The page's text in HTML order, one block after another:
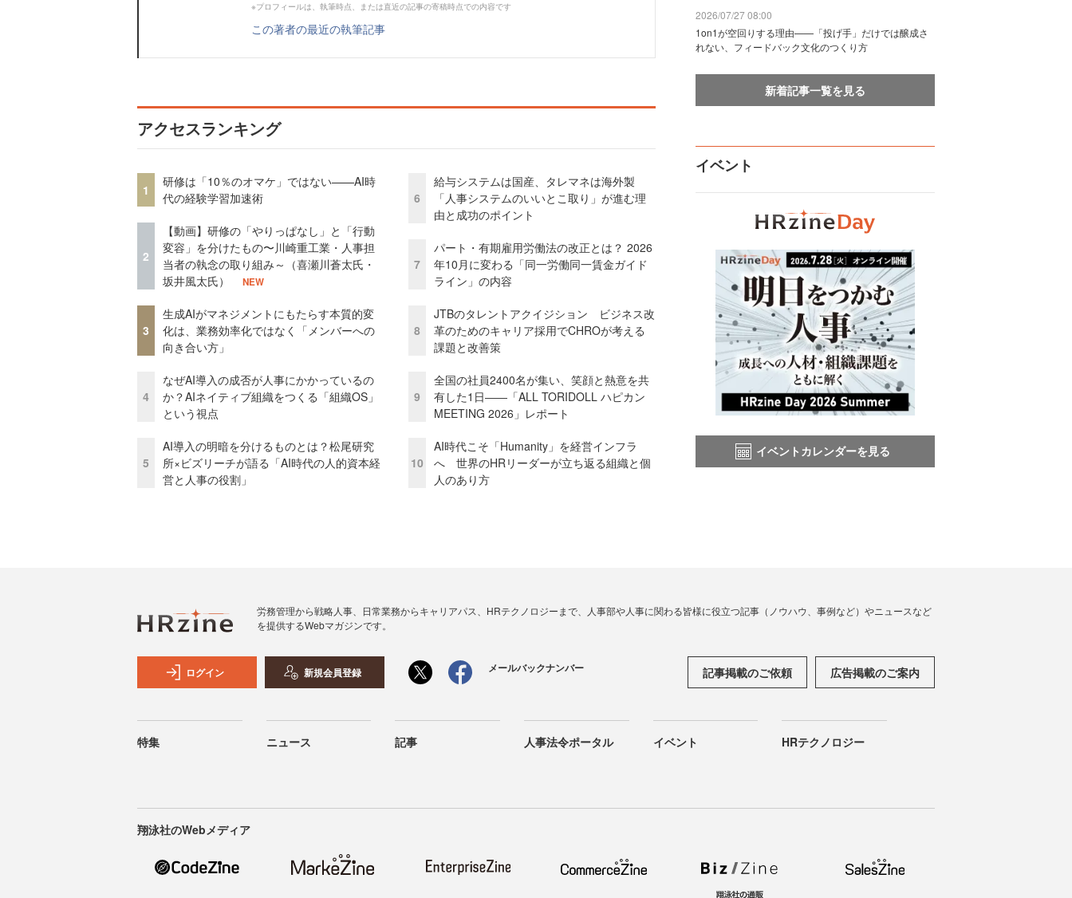
※プロフィールは、執筆時点、または直近の記事の寄稿時点での内容です
この著者の最近の執筆記事
アクセスランキング
1
研修は「10％のオマケ」ではない——AI時
代の経験学習加速術
2
【動画】研修の「やりっぱなし」と「行動
変容」を分けたもの〜川崎重工業・人事担
当者の執念の取り組み～（喜瀬川蒼太氏・
坂井風太氏）
NEW
3
生成AIがマネジメントにもたらす本質的変
化は、業務効率化ではなく「メンバーへの
向き合い方」
4
なぜAI導入の成否が人事にかかっているの
か？AIネイティブ組織をつくる「組織OS」
という視点
5
AI導入の明暗を分けるものとは？松尾研究
所×ビズリーチが語る「AI時代の人的資本経
営と人事の役割」
6
給与システムは国産、タレマネは海外製
「人事システムのいいとこ取り」が進む理
由と成功のポイント
7
パート・有期雇用労働法の改正とは？ 2026
年10月に変わる「同一労働同一賃金ガイド
ライン」の内容
8
JTBのタレントアクイジション ビジネス改
革のためのキャリア採用でCHROが考える
課題と改善策
9
全国の社員2400名が集い、笑顔と熱意を共
有した1日――「ALL TORIDOLL ハピカン
MEETING 2026」レポート
10
AI時代こそ「Humanity」を経営インフラ
へ 世界のHRリーダーが立ち返る組織と個
人のあり方
2026/07/27 08:00
1on1が空回りする理由——「投げ手」だけでは醸成さ
れない、フィードバック文化のつくり方
新着記事一覧を見る
イベント
イベントカレンダーを見る
労務管理から戦略人事、日常業務からキャリアパス、HRテクノロジーまで、人事部や人事に関わる皆様に役立つ記事（ノウハウ、事例など）やニュースなど
を提供するWebマガジンです。
ログイン 新規会員登録 メールバックナンバー 記事掲載のご依頼 広告掲載のご案内
特集 ニュース 記事 人事法令ポータル イベント HRテクノロジー
翔泳社のWebメディア